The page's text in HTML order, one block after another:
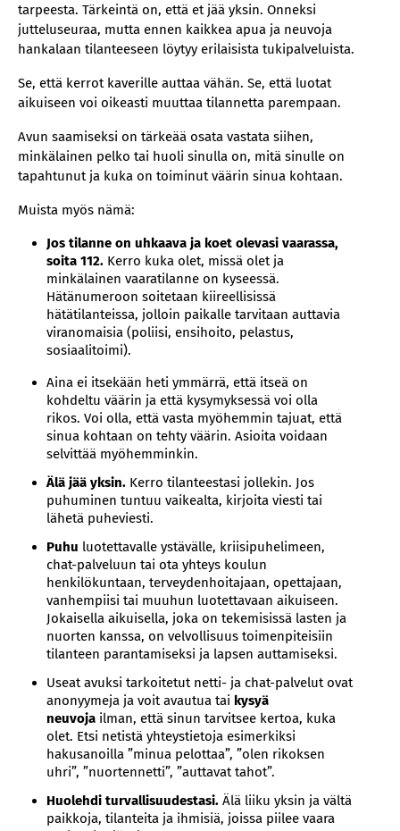
tarpeesta. Tärkeintä on, että et jää yksin. Onneksi
jutteluseuraa, mutta ennen kaikkea apua ja neuvoja
hankalaan tilanteeseen löytyy erilaisista tukipalveluista.
Se, että kerrot kaverille auttaa vähän. Se, että luotat
aikuiseen voi oikeasti muuttaa tilannetta parempaan.
Avun saamiseksi on tärkeää osata vastata siihen,
minkälainen pelko tai huoli sinulla on, mitä sinulle on
tapahtunut ja kuka on toiminut väärin sinua kohtaan.
Muista myös nämä:
Jos tilanne on uhkaava ja koet olevasi vaarassa,
soita 112. Kerro kuka olet, missä olet ja
minkälainen vaaratilanne on kyseessä.
Hätänumeroon soitetaan kiireellisissä
hätätilanteissa, jolloin paikalle tarvitaan auttavia
viranomaisia (poliisi, ensihoito, pelastus,
sosiaalitoimi).
Aina ei itsekään heti ymmärrä, että itseä on
kohdeltu väärin ja että kysymyksessä voi olla
rikos. Voi olla, että vasta myöhemmin tajuat, että
sinua kohtaan on tehty väärin. Asioita voidaan
selvittää myöhemminkin.
Älä jää yksin. Kerro tilanteestasi jollekin. Jos
puhuminen tuntuu vaikealta, kirjoita viesti tai
lähetä puheviesti.
Puhu luotettavalle ystävälle, kriisipuhelimeen,
chat-palveluun tai ota yhteys koulun
henkilökuntaan, terveydenhoitajaan, opettajaan,
vanhempiisi tai muuhun luotettavaan aikuiseen.
Jokaisella aikuisella, joka on tekemisissä lasten ja
nuorten kanssa, on velvollisuus toimenpiteisiin
tilanteen parantamiseksi ja lapsen auttamiseksi.
Useat avuksi tarkoitetut netti- ja chat-palvelut ovat
anonyymeja ja voit avautua tai kysyä
neuvoja ilman, että sinun tarvitsee kertoa, kuka
olet. Etsi netistä yhteystietoja esimerkiksi
hakusanoilla ”minua pelottaa”, ”olen rikoksen
uhri”, ”nuortennetti”, ”auttavat tahot”.
Huolehdi turvallisuudestasi. Älä liiku yksin ja vältä
paikkoja, tilanteita ja ihmisiä, joissa piilee vaara